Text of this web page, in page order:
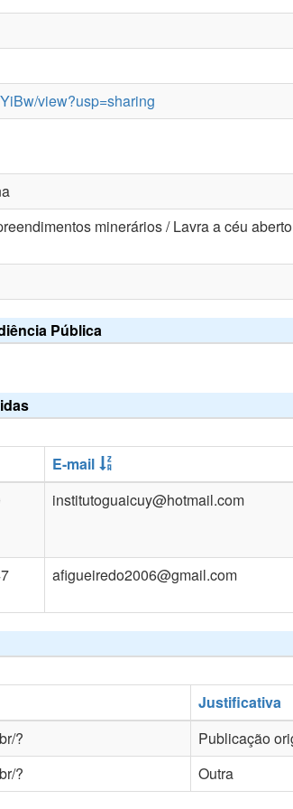
view?usp=sharing
minerários / Lavra a céu
Pública
E-mail
institutoguaicuy@hotmail.com
afigueiredo2006@gmail.com
Justificativa
? Publicação
? Outra